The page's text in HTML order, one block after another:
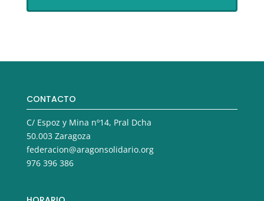
CONTACTO
C/ Espoz y Mina nº14, Pral Dcha
50.003 Zaragoza
federacion@aragonsolidario.org
976 396 386